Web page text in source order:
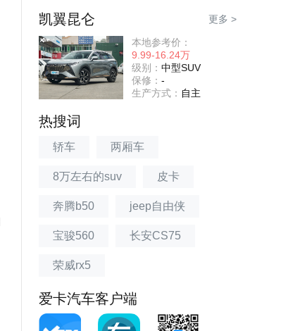
凯翼昆仑 更多 >
本地参考价：
9.99-16.24万
级别： 中型SUV
保修： -
生产方式： 自主
热搜词
轿车 两厢车
8万左右的suv 皮卡
奔腾b50 jeep自由侠
宝骏560 长安CS75
荣威rx5
爱卡汽车客户端